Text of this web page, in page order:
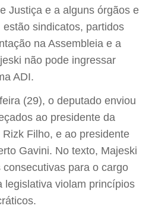
Justiça e a alguns órgãos e
sindicatos, partidos
na Assembleia e a
não pode ingressar
ADI.
(29), o deputado enviou
ao presidente da
Filho, e ao presidente
Gavini. No texto, Majeski
para o cargo
legislativa violam princípios